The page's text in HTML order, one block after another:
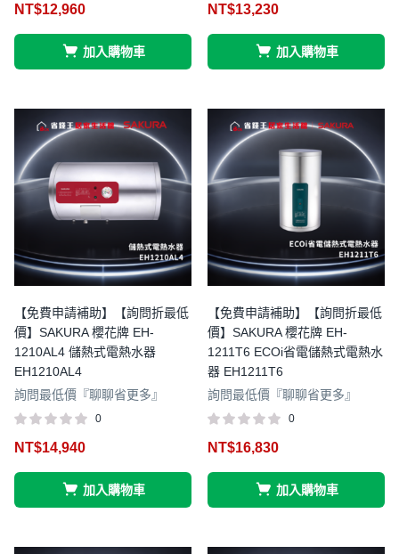
NT$12,960
加入購物車
NT$13,230
加入購物車
【免費申請補助】【詢問折最低
價】SAKURA 櫻花牌 EH-
1210AL4 儲熱式電熱水器
EH1210AL4
詢問最低價『聊聊省更多』
0
NT$14,940
加入購物車
【免費申請補助】【詢問折最低
價】SAKURA 櫻花牌 EH-
1211T6 ECOi省電儲熱式電熱水
器 EH1211T6
詢問最低價『聊聊省更多』
0
NT$16,830
加入購物車